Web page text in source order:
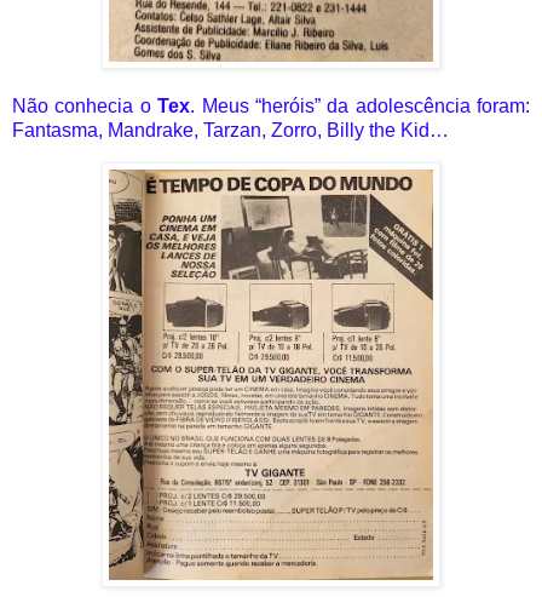
Não conhecia oTex. Meus “heróis” da adolescência foram:
Fantasma, Mandrake, Tarzan, Zorro, Billy the Kid…